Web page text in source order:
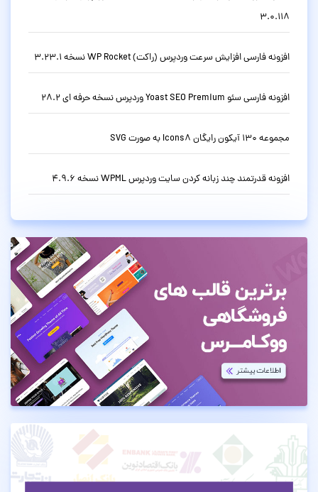
3.0.118
افزونه فارسی افزایش سرعت وردپرس (راکت) WP Rocket نسخه 3.23.1
افزونه فارسی سئو Yoast SEO Premium وردپرس نسخه حرفه ای 28.2
مجموعه 130 آیکون رایگان Icons8 به صورت SVG
افزونه قدرتمند چند زبانه کردن سایت وردپرس WPML نسخه 4.9.6